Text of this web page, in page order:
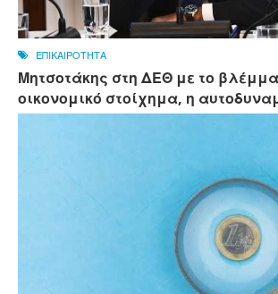
ΕΠΙΚΑΙΡΟΤΗΤΑ
Μητσοτάκης στη ΔΕΘ με το βλέμμα
οικονομικό στοίχημα, η